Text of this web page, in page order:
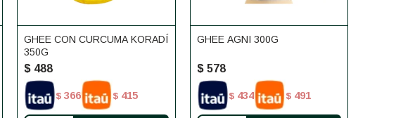
GHEE CON CURCUMA KORADÍ
350G
$ 488
$ 366 $ 415
GHEE AGNI 300G
$ 578
$ 434 $ 491